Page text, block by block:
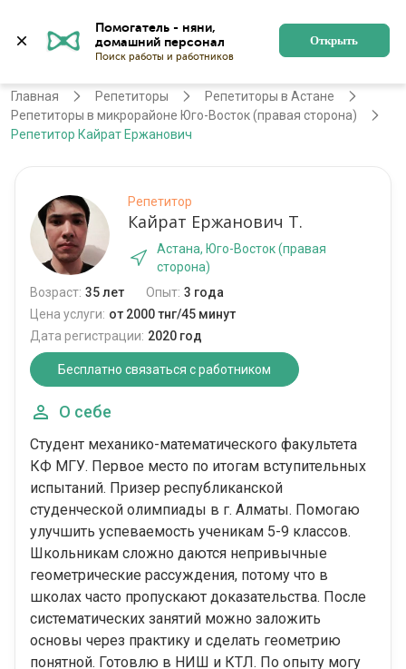
Помогатель - няни,
Поиск работы и работников
Открыть
Астана Регистрация
Главная Репетиторы
Репетиторы в Астане
Репетиторы в микрорайоне Юго-Восток (правая сторона)
Репетитор Кайрат Ержанович
Репетитор
Кайрат Ержанович Т.
Астана, Юго-Восток (правая
сторона)
Возраст: 35 лет Опыт: 3 года
Цена услуги: от 2000 тнг/45 минут
Дата регистрации: 2020 год
Бесплатно связаться с работником
О себе
Студент механико-математического факультета
КФ МГУ. Первое место по итогам вступительных
испытаний. Призер республиканской
студенческой олимпиады в г. Алматы. Помогаю
улучшить успеваемость ученикам 5-9 классов.
Школьникам сложно даются непривычные
геометрические рассуждения, потому что в
школах часто пропускают доказательства. После
систематических занятий можно заложить
основы через практику и сделать геометрию
понятной. Готовлю в НИШ и КТЛ. По опыту могу